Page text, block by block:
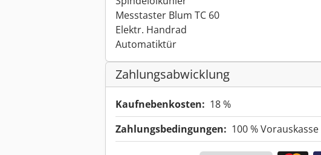
Messtaster Blum TC 60
Elektr. Handrad
Automatiktür
Zahlungsabwicklung
Kaufnebenkosten: 18 %
Zahlungsbedingungen: 100 % Vorauskasse